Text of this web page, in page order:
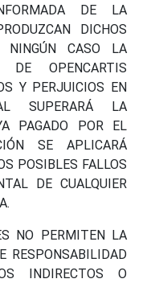
DE LA
DICHOS
NINGÚN CASO LA
DE OPENCARTIS
Y PERJUICIOS EN
SUPERARÁ LA
PAGADO POR EL
SE APLICARÁ
POSIBLES FALLOS
DE CUALQUIER
NO PERMITEN LA
RESPONSABILIDAD
INDIRECTOS O